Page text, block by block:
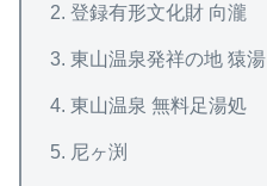
登録有形文化財 向瀧
東山温泉発祥の地 猿湯
東山温泉 無料足湯処
尼ヶ渕